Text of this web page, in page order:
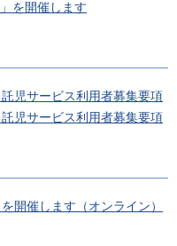
を開催します
児サービス利用者募集要項
児サービス利用者募集要項
開催します（オンライン）